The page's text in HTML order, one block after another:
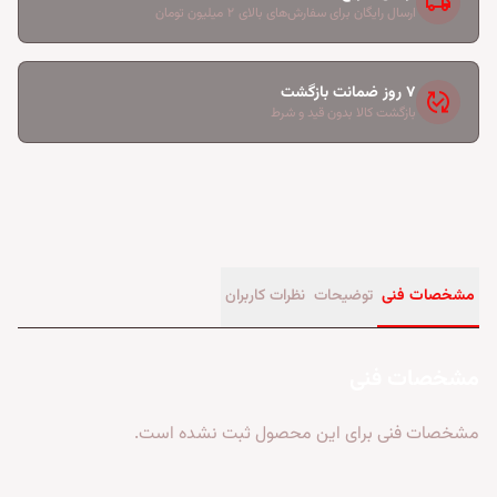
ارسال رایگان برای سفارش‌های بالای ۲ میلیون تومان
published_with_changes ۷ روز ضمانت بازگشت
بازگشت کالا بدون قید و شرط
مشخصات فنی توضیحات نظرات کاربران
مشخصات فنی برای این محصول ثبت نشده است.